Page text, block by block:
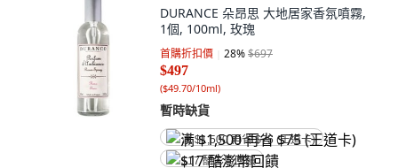
DURANCE 朵昂思 大地居家香氛噴霧,
1個, 100ml, 玫瑰
首購折扣價 28%$697
$497
($49.70/10ml)
暫時缺貨
满 $1,500 再省 $75 (王道卡)
$17 酷澎幣回饋